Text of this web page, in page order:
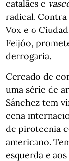
catalães e
radical.
Vox e o
Feijóo,
derrogaria.
Cercado de
uma série de
Sánchez tem
cena
de pirotecnia
americano.
esquerda e